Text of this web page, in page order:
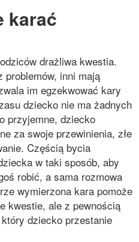
karać
drażliwa kwestia.
inni mają
im egzekwować kary
dziecko nie ma żadnych
przyjemne, dziecko
za swoje przewinienia, złe
Częścią bycia
w taki sposób, aby
robić, a sama rozmowa
wymierzona kara pomoże
kwestie, ale z pewnością
dziecko przestanie